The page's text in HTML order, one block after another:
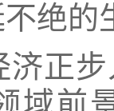
绝的
济正
域前